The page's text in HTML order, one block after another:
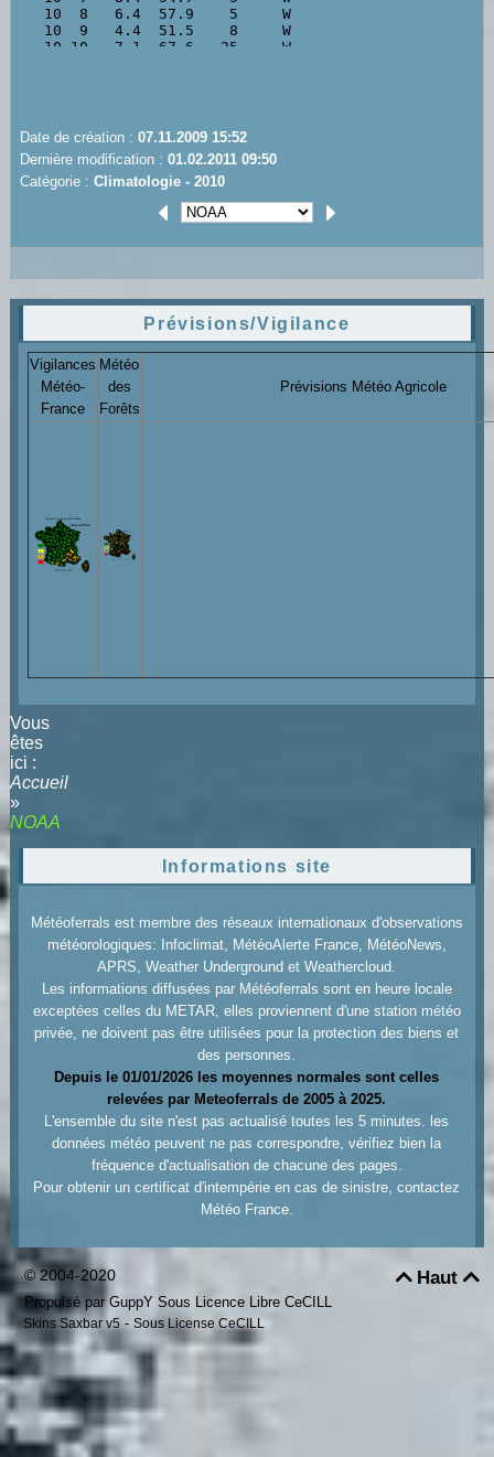
Date de création : 07.11.2009 15:52
Dernière modification : 01.02.2011 09:50
Catégorie : Climatologie - 2010
Prévisions/Vigilance
Vigilances
Météo-
France
Météo
des
Forêts
Prévisions Météo Agricole
Vous
êtes
ici :
Accueil
»
NOAA
Informations site
Météoferrals est membre des réseaux internationaux d'observations
météorologiques: Infoclimat, MétéoAlerte France, MétéoNews,
APRS, Weather Underground et Weathercloud.
Les informations diffusées par Météoferrals sont en heure locale
exceptées celles du METAR, elles proviennent d'une station météo
privée, ne doivent pas être utilisées pour la protection des biens et
des personnes.
Depuis le 01/01/2026 les moyennes normales sont celles
relevées par Meteoferrals de 2005 à 2025.
L'ensemble du site n'est pas actualisé toutes les 5 minutes. les
données météo peuvent ne pas correspondre, vérifiez bien la
fréquence d'actualisation de chacune des pages.
Pour obtenir un certificat d'intempérie en cas de sinistre, contactez
Météo France.
Haut
© 2004-2020
Propulsé par GuppY Sous Licence Libre CeCILL
Skins Saxbar v5- Sous License CeCILL